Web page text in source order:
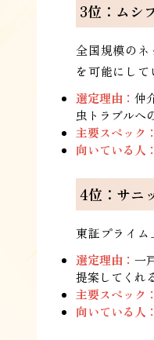
3位：ムシ
全国規模の
を可能にして
選定理由： 仲
虫トラブルへ
主要スペック：
向いている人：
4位：サニ
東証プライム
選定理由： 一
提案してくれ
主要スペック：
向いている人：